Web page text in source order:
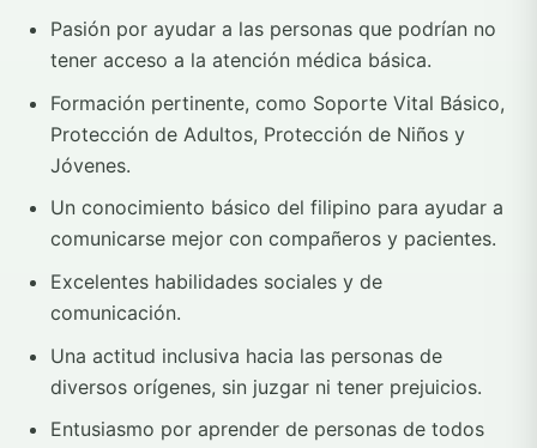
Pasión por ayudar a las personas que podrían no
tener acceso a la atención médica básica.
Formación pertinente, como Soporte Vital Básico,
Protección de Adultos, Protección de Niños y
Jóvenes.
Un conocimiento básico del filipino para ayudar a
comunicarse mejor con compañeros y pacientes.
Excelentes habilidades sociales y de
comunicación.
Una actitud inclusiva hacia las personas de
diversos orígenes, sin juzgar ni tener prejuicios.
Entusiasmo por aprender de personas de todos